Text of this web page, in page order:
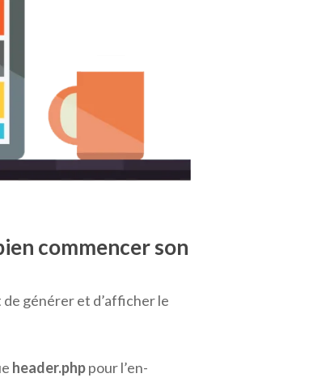
commencer son
générer et d’afficher le
header.phppour l’en-